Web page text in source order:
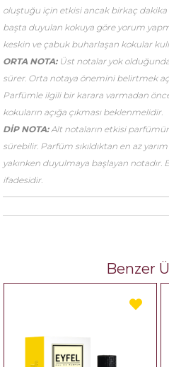
oluştuğu için etkisi ancak birkaç
başta duyulan kokuya göre yorum
keskin ve çabuk buharlaşan kokular
ORTA NOTA: Üst notalar yok
sürer. Orta notaya önemini belirtmek
Parfümle ilgili bir karara varmadan
kokuların açığa çıkması beklenmelidir.
DİP NOTA:Alt notaların etkisi parfümün
sürebilir. Parfüm sıkıldıktan en az
yakınken duyulmaya başlayan notadır.
ifadesidir.
Benzer